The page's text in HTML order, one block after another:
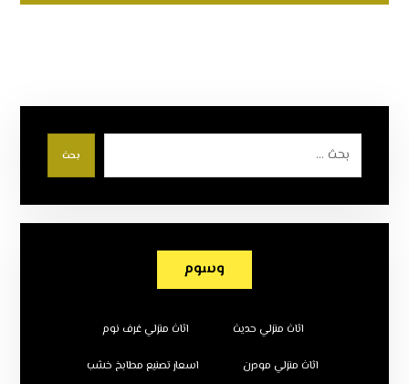
بحث
وسوم
اثاث منزلي حديث اثاث منزلي غرف نوم
اثاث منزلي مودرن اسعار تصنيع مطابخ خشب